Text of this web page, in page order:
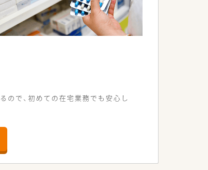
ので、初めての在宅業務でも安心し
わせた通勤が可能です。
いて業務に取り組めます。
が整っている店舗です。